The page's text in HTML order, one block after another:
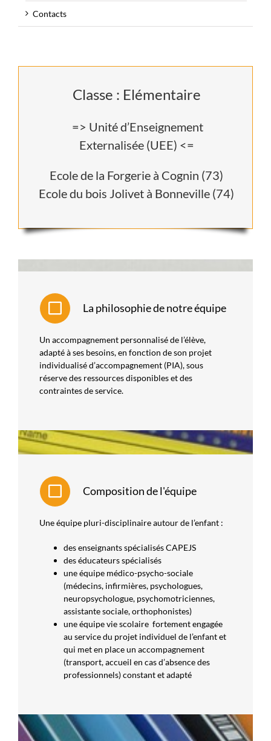
Contacts
Classe : Elémentaire
=> Unité d’Enseignement
Externalisée (UEE) <=
Ecole de la Forgerie à Cognin (73)
Ecole du bois Jolivet à Bonneville (74)
La philosophie de notre équipe
Un accompagnement personnalisé de l’élève,
adapté à ses besoins, en fonction de son projet
individualisé d’accompagnement (PIA), sous
réserve des ressources disponibles et des
contraintes de service.
Composition de l'équipe
Une équipe pluri-disciplinaire autour de l’enfant :
des enseignants spécialisés CAPEJS
des éducateurs spécialisés
une équipe médico-psycho-sociale
(médecins, infirmières, psychologues,
neuropsychologue, psychomotriciennes,
assistante sociale, orthophonistes)
une équipe vie scolaire fortement engagée
au service du projet individuel de l’enfant et
qui met en place un accompagnement
(transport, accueil en cas d’absence des
professionnels) constant et adapté